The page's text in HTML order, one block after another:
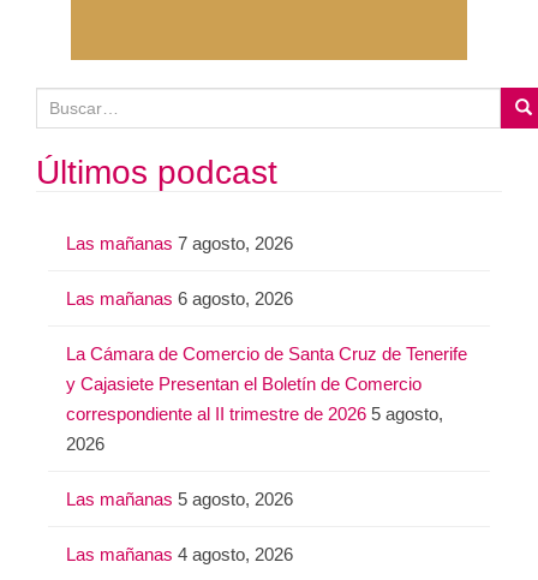
u
sÚltimos podcast
Las mañanas 7 agosto, 2026
Las mañanas 6 agosto, 2026
La Cámara de Comercio de Santa Cruz de Tenerife
y Cajasiete Presentan el Boletín de Comercio
correspondiente al II trimestre de 2026 5 agosto,
2026
Las mañanas 5 agosto, 2026
Las mañanas 4 agosto, 2026